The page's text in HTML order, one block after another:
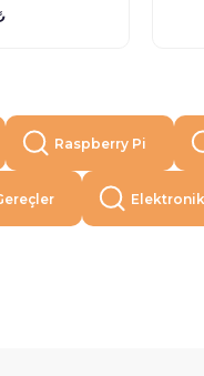
Raspberry Pi